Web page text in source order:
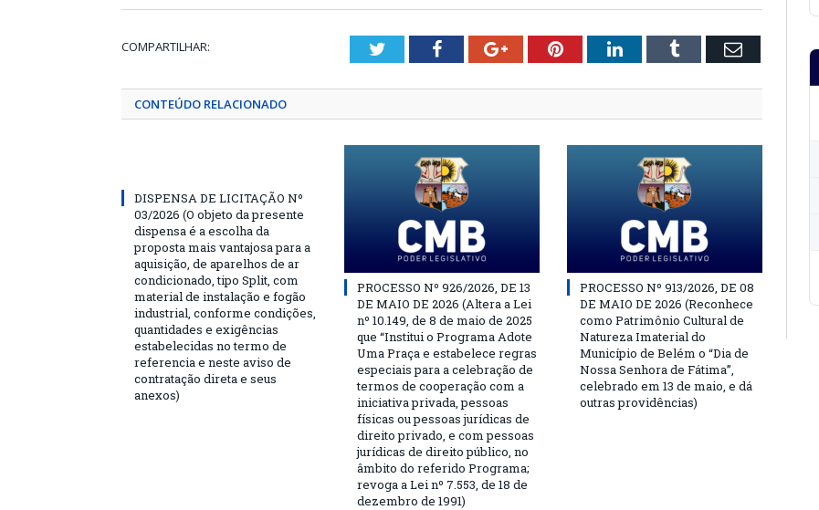
COMPARTILHAR: TwitterFacebookGoogle+PinterestLinkedInTumblr Email
CONTEÚDO RELACIONADO
DISPENSA DE LICITAÇÃO Nº
03/2026 (O objeto da presente
dispensa é a escolha da
proposta mais vantajosa para a
aquisição, de aparelhos de ar
condicionado, tipo Split, com
material de instalação e fogão
industrial, conforme condições,
quantidades e exigências
estabelecidas no termo de
referencia e neste aviso de
contratação direta e seus
anexos)
PROCESSO Nº 926/2026, DE 13
DE MAIO DE 2026 (Altera a Lei
nº 10.149, de 8 de maio de 2025
que “Institui o Programa Adote
Uma Praça e estabelece regras
especiais para a celebração de
termos de cooperação com a
iniciativa privada, pessoas
físicas ou pessoas jurídicas de
direito privado, e com pessoas
jurídicas de direito público, no
âmbito do referido Programa;
revoga a Lei nº 7.553, de 18 de
dezembro de 1991)
PROCESSO Nº 913/2026, DE 08
DE MAIO DE 2026 (Reconhece
como Patrimônio Cultural de
Natureza Imaterial do
Município de Belém o “Dia de
Nossa Senhora de Fátima”,
celebrado em 13 de maio, e dá
outras providências)